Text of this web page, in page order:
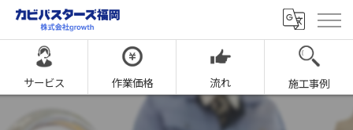
サービス 作業価格 流れ 施工事例